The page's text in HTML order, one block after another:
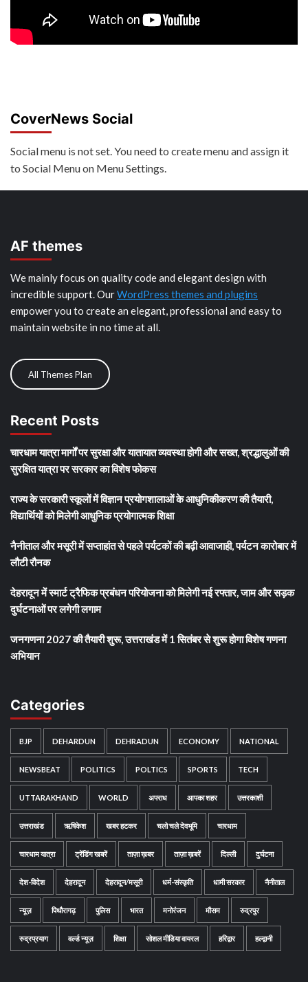
CoverNews Social
Social menu is not set. You need to create menu and assign it
to Social Menu on Menu Settings.
AF themes
We mainly focus on quality code and elegant design with
incredible support. OurWordPress themes and plugins
empower you to create an elegant, professional and easy to
maintain website in no time at all.
All Themes Plan
Recent Posts
चारधाम यात्रा मार्गों पर सुरक्षा और यातायात व्यवस्था होगी और सख्त, श्रद्धालुओं की
सुरक्षित यात्रा पर सरकार का विशेष फोकस
राज्य के सरकारी स्कूलों में विज्ञान प्रयोगशालाओं के आधुनिकीकरण की तैयारी,
विद्यार्थियों को मिलेगी आधुनिक प्रयोगात्मक शिक्षा
नैनीताल और मसूरी में सप्ताहांत से पहले पर्यटकों की बढ़ी आवाजाही, पर्यटन कारोबार में
लौटी रौनक
देहरादून में स्मार्ट ट्रैफिक प्रबंधन परियोजना को मिलेगी नई रफ्तार, जाम और सड़क
दुर्घटनाओं पर लगेगी लगाम
जनगणना 2027 की तैयारी शुरू, उत्तराखंड में 1 सितंबर से शुरू होगा विशेष गणना
अभियान
Categories
BJP DEHARDUN DEHRADUN ECONOMY NATIONAL
NEWSBEAT POLITICS POLTICS SPORTS TECH
UTTARAKHAND WORLD अपराध आपका शहर उत्तरकाशी
उत्तराखंड ऋषिकेश खबर हटकर चलो चले देवभूमि चारधाम
चारधाम यात्रा ट्रेंडिंग खबरें ताज़ा ख़बर ताज़ा ख़बरें दिल्ली दुर्घटना
देश-विदेश देहरादून देहरादून/मसूरी धर्म-संस्कृति धामी सरकार नैनीताल
न्यूज़ पिथौरागढ़ पुलिस भारत मनोरंजन मौसम रुद्रपुर
रुद्रप्रयाग वर्ल्ड न्यूज़ शिक्षा सोशल मीडिया वायरल हरिद्वार हल्द्वानी